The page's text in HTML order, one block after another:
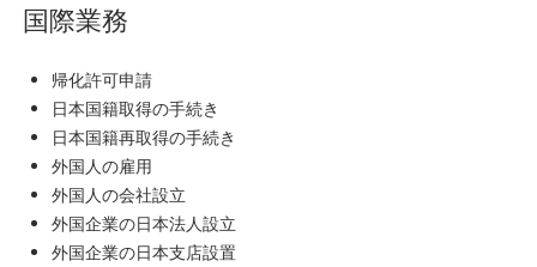
国際業務
帰化許可申請
日本国籍取得の手続き
日本国籍再取得の手続き
外国人の雇用
外国人の会社設立
外国企業の日本法人設立
外国企業の日本支店設置